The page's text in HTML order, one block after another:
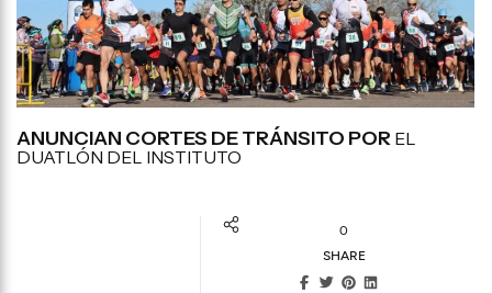
ANUNCIAN CORTES DE TRÁNSITO POR EL
DUATLÓN DEL INSTITUTO
0
SHARE